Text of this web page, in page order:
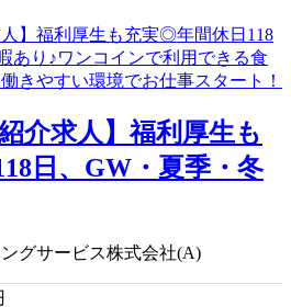
介求人】福利厚生も
日、GW・夏季・冬
グサービス株式会社(A)